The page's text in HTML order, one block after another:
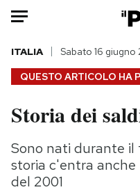
HOME
Italia
Politica
Tecnologia
QUESTO ARTICOLO HA
ITALIA Sabato 16 giugno
Storia dei
Sono nati durante il
storia c'entra
del 2001